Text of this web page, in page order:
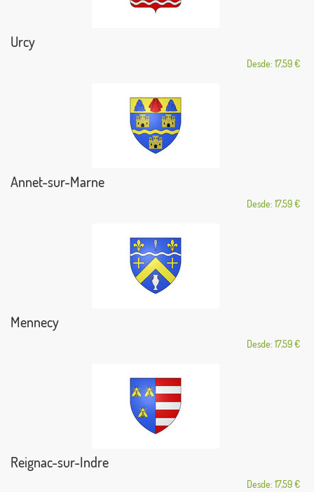
Urcy
Desde: 17,59 €
Annet-sur-Marne
Desde: 17,59 €
Mennecy
Desde: 17,59 €
Reignac-sur-Indre
Desde: 17,59 €